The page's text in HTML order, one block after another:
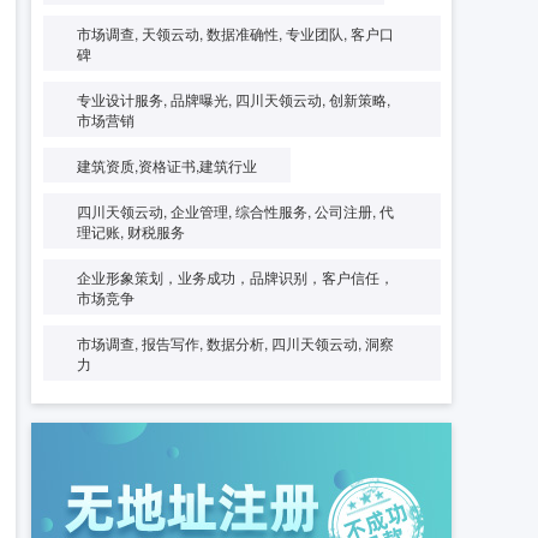
市场调查, 天领云动, 数据准确性, 专业团队, 客户口
碑
专业设计服务, 品牌曝光, 四川天领云动, 创新策略,
市场营销
建筑资质,资格证书,建筑行业
四川天领云动, 企业管理, 综合性服务, 公司注册, 代
理记账, 财税服务
企业形象策划，业务成功，品牌识别，客户信任，
市场竞争
市场调查, 报告写作, 数据分析, 四川天领云动, 洞察
力